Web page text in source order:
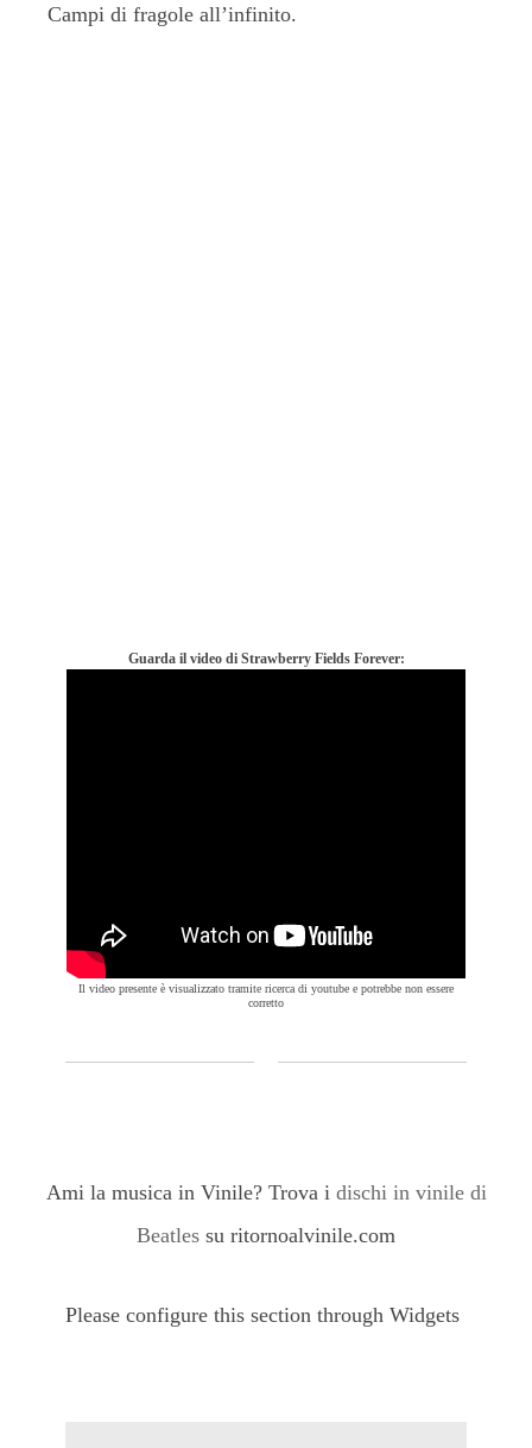
Campi di fragole all’infinito.
Guarda il video di Strawberry Fields Forever:
Il video presente è visualizzato tramite ricerca di youtube e potrebbe non essere
corretto
Ami la musica in Vinile? Trova i dischi in vinile di
Beatles su ritornoalvinile.com
Please configure this section through Widgets